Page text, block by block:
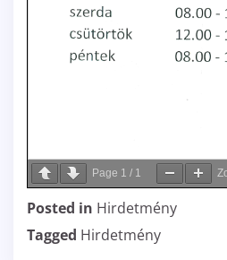
Page 1 / 1
Posted in Hirdetmény
Tagged Hirdetmény